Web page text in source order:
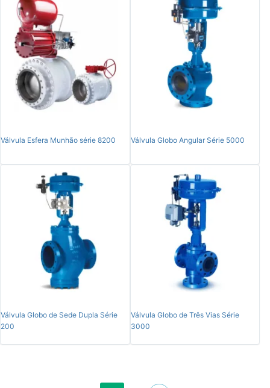
Válvula Esfera Munhão série 8200 Válvula Globo Angular Série 5000
Válvula Globo de Sede Dupla Série
200
Válvula Globo de Três Vias Série
3000